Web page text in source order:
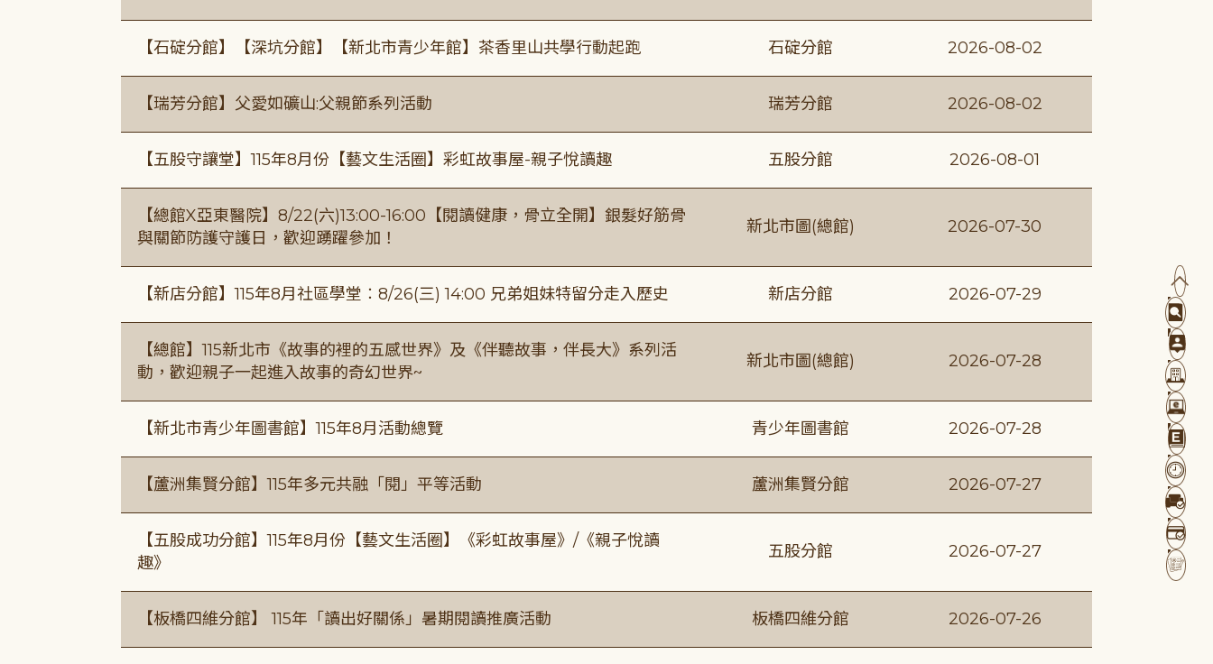
【石碇分館】【深坑分館】【新北市青少年館】茶香里山共學行動起跑 石碇分館 2026-08-02
【瑞芳分館】父愛如礦山:父親節系列活動 瑞芳分館 2026-08-02
【五股守讓堂】115年8月份【藝文生活圈】彩虹故事屋-親子悅讀趣 五股分館 2026-08-01
【總館X亞東醫院】8/22(六)13:00-16:00【閱讀健康，骨立全開】銀髮好筋骨
與關節防護守護日，歡迎踴躍參加！
新北市圖(總館) 2026-07-30
【新店分館】115年8月社區學堂︰8/26(三) 14:00 兄弟姐妹特留分走入歷史 新店分館 2026-07-29
【總館】115新北市《故事的裡的五感世界》及《伴聽故事，伴長大》系列活
動，歡迎親子一起進入故事的奇幻世界~
新北市圖(總館) 2026-07-28
【新北市青少年圖書館】115年8月活動總覽 青少年圖書館 2026-07-28
【蘆洲集賢分館】115年多元共融「閱」平等活動 蘆洲集賢分館 2026-07-27
【五股成功分館】115年8月份【藝文生活圈】《彩虹故事屋》/《親子悅讀
趣》
五股分館 2026-07-27
【板橋四維分館】 115年「讀出好關係」暑期閱讀推廣活動 板橋四維分館 2026-07-26